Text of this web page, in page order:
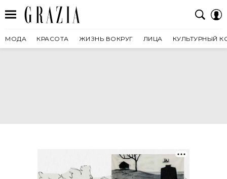
МОДА КРАСОТА ЖИЗНЬ ВОКРУГ ЛИЦА КУЛЬТУРНЫЙ